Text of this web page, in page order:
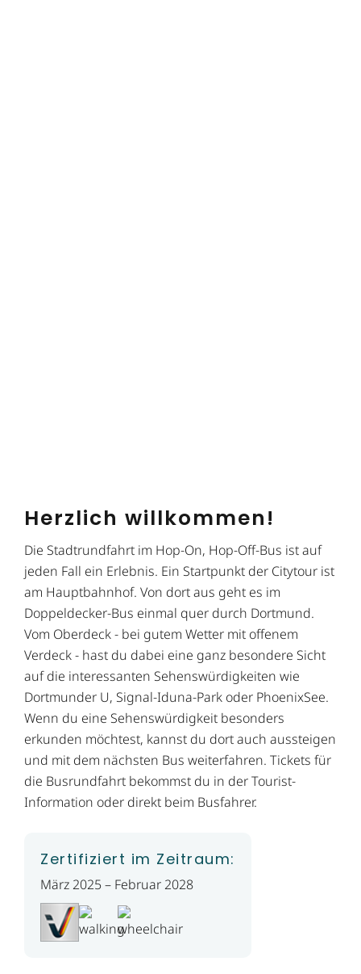
Herzlich willkommen!
Die Stadtrundfahrt im Hop-On, Hop-Off-Bus ist auf
jeden Fall ein Erlebnis. Ein Startpunkt der Citytour ist
am Hauptbahnhof. Von dort aus geht es im
Doppeldecker-Bus einmal quer durch Dortmund.
Vom Oberdeck - bei gutem Wetter mit offenem
Verdeck - hast du dabei eine ganz besondere Sicht
auf die interessanten Sehenswürdigkeiten wie
Dortmunder U, Signal-Iduna-Park oder PhoenixSee.
Wenn du eine Sehenswürdigkeit besonders
erkunden möchtest, kannst du dort auch aussteigen
und mit dem nächsten Bus weiterfahren. Tickets für
die Busrundfahrt bekommst du in der Tourist-
Information oder direkt beim Busfahrer.
Zertifiziert im Zeitraum:
März 2025 – Februar 2028